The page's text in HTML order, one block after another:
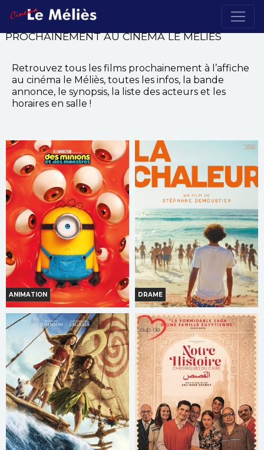
PROCHAINEMENT AU CINÉMA LE MÉLIÈS
Retrouvez tous les films prochainement à l’affiche
au cinéma le Méliès, toutes les infos, la bande
annonce, le synopsis, la liste des acteurs et les
horaires en salle !
ANIMATION
DES MINIONS ET DES
MONSTRES
Horaires et Infos
Bande-annonce
Réservation
TOUT PUBLIC
DRAME
LA CHALEUR
Horaires et Infos
Bande-annonce
Réservation
TOUT PUBLIC